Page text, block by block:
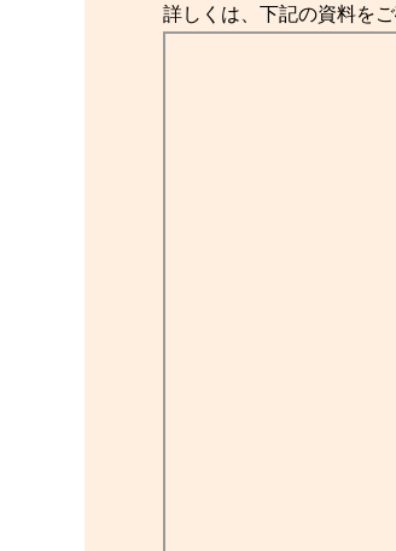
詳しくは、下記の資料を